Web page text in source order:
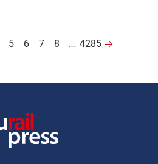
5 6 7 8 … 4285